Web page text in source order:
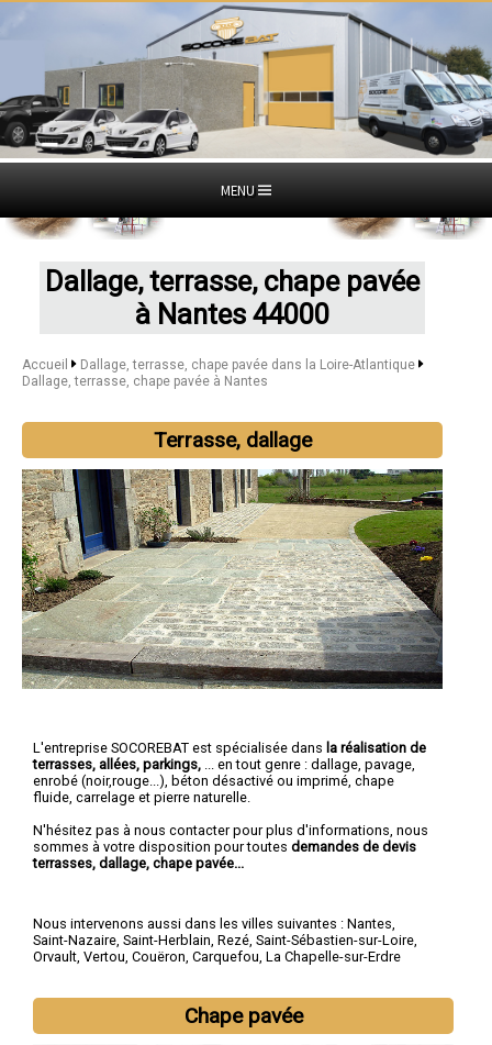
MENU
Dallage, terrasse, chape pavée
à Nantes 44000
Accueil
Dallage, terrasse, chape pavée dans la Loire-Atlantique
Dallage, terrasse, chape pavée à Nantes
Terrasse, dallage
L'entreprise SOCOREBAT est spécialisée dans la réalisation de
terrasses, allées, parkings, ... en tout genre : dallage, pavage,
enrobé (noir,rouge...), béton désactivé ou imprimé, chape
fluide, carrelage et pierre naturelle.
N'hésitez pas à nous contacter pour plus d'informations, nous
sommes à votre disposition pour toutes demandes de devis
terrasses, dallage, chape pavée...
Nous intervenons aussi dans les villes suivantes : Nantes,
Saint-Nazaire, Saint-Herblain, Rezé, Saint-Sébastien-sur-Loire,
Orvault, Vertou, Couëron, Carquefou, La Chapelle-sur-Erdre
Chape pavée